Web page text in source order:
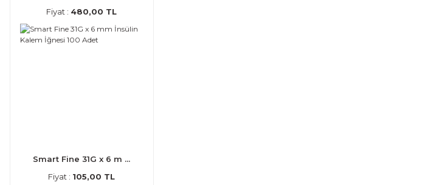
Fiyat : 480,00 TL
Smart Fine 31G x 6 m ...
Fiyat : 105,00 TL